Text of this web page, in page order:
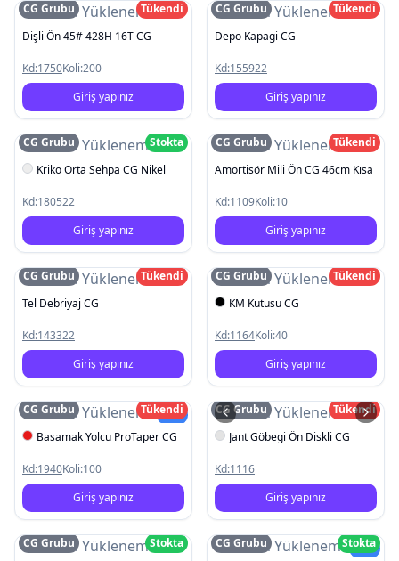
Resim Yüklenemedi
CG Grubu
Tükendi
Dişli Ön 45# 428H 16T CG
Kd:1750Koli:200
Giriş yapınız
Resim Yüklenemedi
CG Grubu
Tükendi
Depo Kapagi CG
Kd:155922
Giriş yapınız
Resim Yüklenemedi
CG Grubu
Stokta
Kriko Orta Sehpa CG Nikel
Kd:180522
Giriş yapınız
Resim Yüklenemedi
CG Grubu
Tükendi
Amortisör Mili Ön CG 46cm Kısa
Kd:1109Koli:10
Giriş yapınız
Resim Yüklenemedi
CG Grubu
Tükendi
Tel Debriyaj CG
Kd:143322
Giriş yapınız
Resim Yüklenemedi
CG Grubu
Tükendi
KM Kutusu CG
Kd:1164Koli:40
Giriş yapınız
Resim YüklenemediYeni
CG Grubu
Tükendi
Basamak Yolcu ProTaper CG
Kd:1940Koli:100
Giriş yapınız
Resim Yüklenemedi
CG Grubu
Tükendi
Jant Göbegi Ön Diskli CG
Kd:1116
Giriş yapınız
Resim Yüklenemedi
CG Grubu
Stokta
Resim YüklenemediYeni
CG Grubu
Stokta